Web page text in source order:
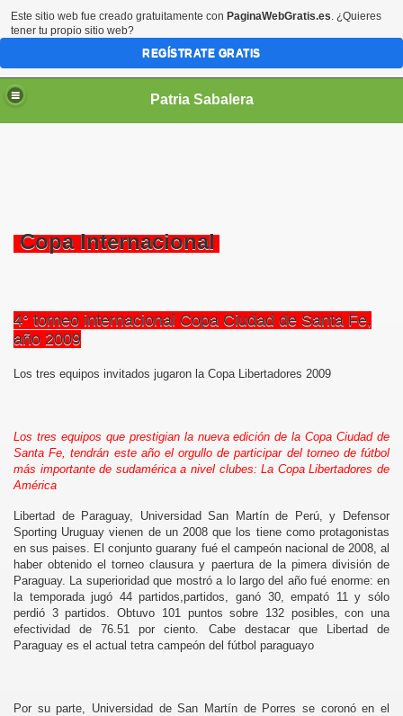
Patria Sabalera
Copa Internacional
4° torneo internacional Copa Ciudad de Santa Fe,
año 2009
Los tres equipos invitados jugaron la Copa Libertadores 2009
Los tres equipos que prestigian la nueva edición de la Copa Ciudad de
Santa Fe, tendrán este año el orgullo de participar del torneo de fútbol
más importante de sudamérica a nivel clubes: La Copa Libertadores de
América
Libertad de Paraguay, Universidad San Martín de Perú, y Defensor
Sporting Uruguay vienen de un 2008 que los tiene como protagonistas
en sus paises. El conjunto guarany fué el campeón nacional de 2008, al
haber obtenido el torneo clausura y paertura de la pimera división de
Paraguay. La superioridad que mostró a lo largo del año fué enorme: en
la temporada jugó 44 partidos,partidos, ganó 30, empató 11 y sólo
perdió 3 partidos. Obtuvo 101 puntos sobre 132 posibles, con una
efectividad de 76.51 por ciento. Cabe destacar que Libertad de
Paraguay es el actual tetra campeón del fútbol paraguayo
Por su parte, Universidad de San Martín de Porres se coronó en el
Este sitio web fue creado gratuitamente con PaginaWebGratis.es. ¿Quieres
tener tu propio sitio web?
REGÍSTRATE GRATIS